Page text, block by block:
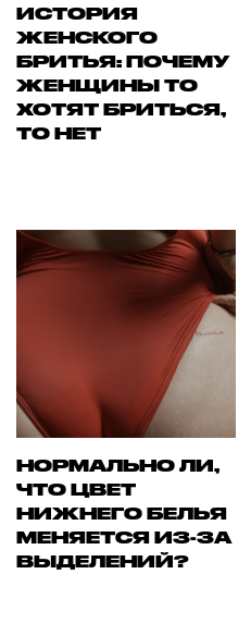
ИСТОРИЯ
ЖЕНСКОГО
БРИТЬЯ: ПОЧЕМУ
ЖЕНЩИНЫ ТО
ХОТЯТ БРИТЬСЯ,
ТО НЕТ
НОРМАЛЬНО ЛИ,
ЧТО ЦВЕТ
НИЖНЕГО БЕЛЬЯ
МЕНЯЕТСЯ ИЗ-ЗА
ВЫДЕЛЕНИЙ?